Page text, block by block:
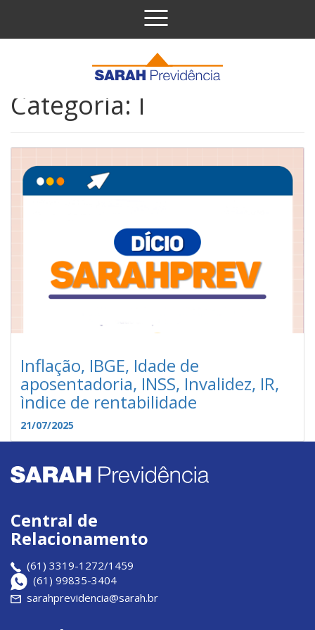
Categoria: I
Inflação, IBGE, Idade de
aposentadoria, INSS, Invalidez, IR,
ìndice de rentabilidade
21/07/2025
Central de
Relacionamento
(61) 3319-1272/1459
(61) 99835-3404
sarahprevidencia@sarah.br